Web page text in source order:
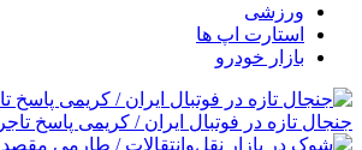
ورزشی
استارت اپ ها
بازار خودرو
جنجال تازه در فوتبال ایران / کریمی پاسخ